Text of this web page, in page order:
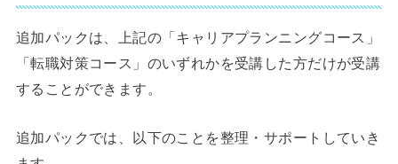
追加パックは、上記の「キャリアプランニングコース」
「転職対策コース」のいずれかを受講した方だけが受講
することができます。
追加パックでは、以下のことを整理・サポートしていき